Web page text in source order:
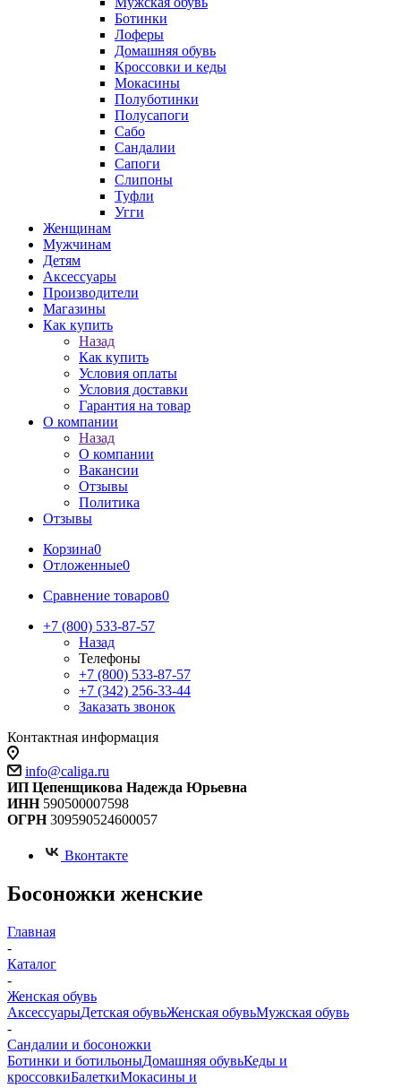
Ботинки
Лоферы
Домашняя обувь
Кроссовки и кеды
Мокасины
Полуботинки
Полусапоги
Сабо
Сандалии
Сапоги
Слипоны
Туфли
Угги
Женщинам
Мужчинам
Детям
Аксессуары
Производители
Магазины
Как купить
Назад
Как купить
Условия оплаты
Условия доставки
Гарантия на товар
О компании
Назад
О компании
Вакансии
Отзывы
Политика
Отзывы
Корзина0
Отложенные0
Сравнение товаров0
+7 (800) 533-87-57
Назад
Телефоны
+7 (800) 533-87-57
+7 (342) 256-33-44
Заказать звонок
Контактная информация
info@caliga.ru
ИП Цепенщикова Надежда Юрьевна
ИНН 590500007598
ОГРН309590524600057
Вконтакте
Боcоножки женские
Главная
-
Каталог
-
Женская обувь
АксессуарыДетская обувьЖенская обувьМужская обувь
-
Сандалии и босоножки
Ботинки и ботильоныДомашняя обувьКеды и
кроссовкиБалеткиМокасины и